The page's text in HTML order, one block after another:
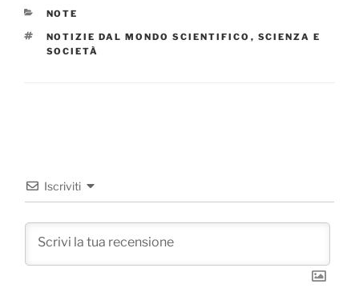
CATEGORIE
NOTE
TAG
NOTIZIE DAL MONDO SCIENTIFICO , SCIENZA E
SOCIETÀ
Iscriviti